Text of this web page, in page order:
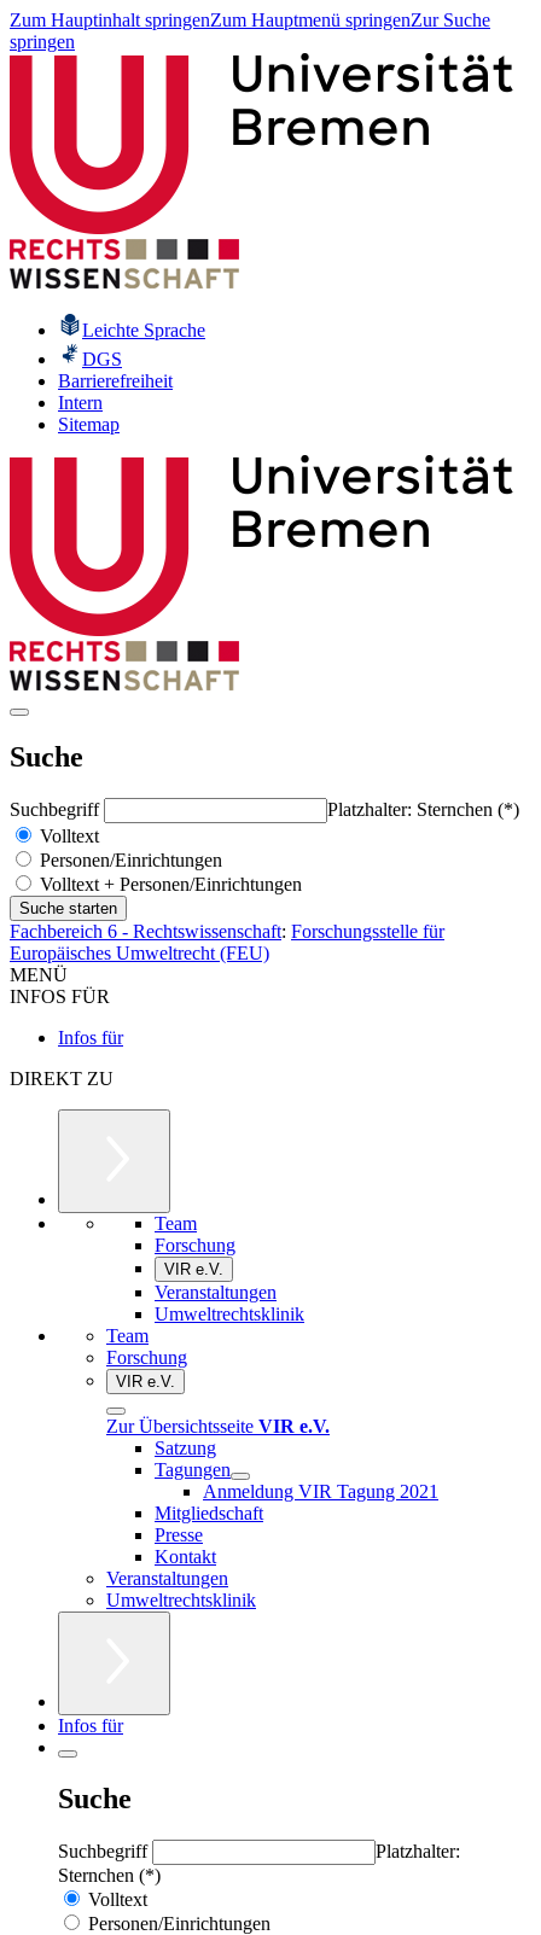
Zum Hauptinhalt springenZum Hauptmenü springenZur Suche
springen
Leichte Sprache
DGS
Barrierefreiheit
Intern
Sitemap
Suche
Suchbegriff
Platzhalter: Sternchen (*)
Volltext
Personen/Einrichtungen
Volltext + Personen/Einrichtungen
Fachbereich 6 - Rechtswissenschaft: Forschungsstelle für
Europäisches Umweltrecht (FEU)
MENÜ
INFOS FÜR
Infos für
DIREKT ZU
Team
Forschung
VIR e.V.
Veranstaltungen
Umweltrechtsklinik
Team
Forschung
VIR e.V.
Zur Übersichtsseite VIR e.V.
Satzung
Tagungen
Anmeldung VIR Tagung 2021
Mitgliedschaft
Presse
Kontakt
Veranstaltungen
Umweltrechtsklinik
Infos für
Suche
Suchbegriff
Platzhalter:
Sternchen (*)
Volltext
Personen/Einrichtungen